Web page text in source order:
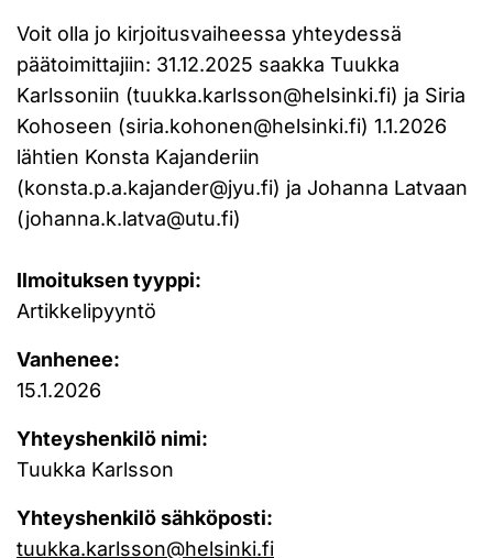
Voit olla jo kirjoitusvaiheessa yhteydessä
päätoimittajiin: 31.12.2025 saakka Tuukka
Karlssoniin (tuukka.karlsson@helsinki.fi) ja Siria
Kohoseen (siria.kohonen@helsinki.fi) 1.1.2026
lähtien Konsta Kajanderiin
(konsta.p.a.kajander@jyu.fi) ja Johanna Latvaan
(johanna.k.latva@utu.fi)
Ilmoituksen tyyppi:
Artikkelipyyntö
Vanhenee:
15.1.2026
Yhteyshenkilö nimi:
Tuukka Karlsson
Yhteyshenkilö sähköposti:
tuukka.karlsson@helsinki.fi